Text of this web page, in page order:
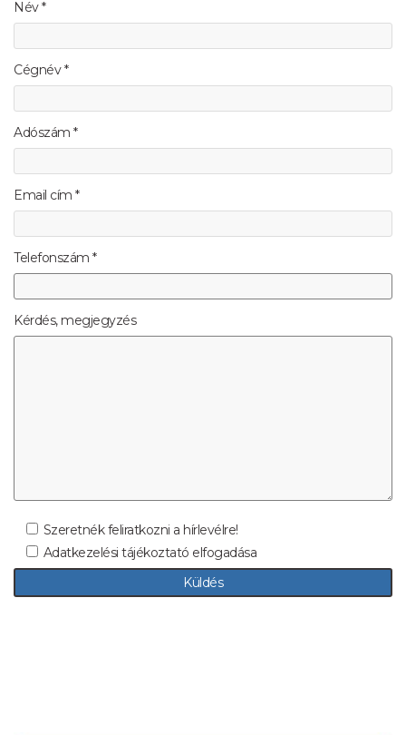
Név *
Cégnév *
Adószám *
Email cím *
Telefonszám *
Kérdés, megjegyzés
Szeretnék feliratkozni a hírlevélre!
Adatkezelési tájékoztató elfogadása